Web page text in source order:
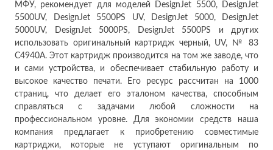
МФУ, рекомендует для моделей DesignJet 5500, DesignJet
5500UV, DesignJet 5500PS UV, DesignJet 5000, DesignJet
5000UV, DesignJet 5000PS, DesignJet 5500PS и других
использовать оригинальный картридж черный, UV, № 83
C4940A. Этот картридж производится на том же заводе, что
и сами устройства, и обеспечивает стабильную работу и
высокое качество печати. Его ресурс рассчитан на 1000
страниц, что делает его эталоном качества, способным
справляться с задачами любой сложности на
профессиональном уровне. Для экономии средств наша
компания предлагает к приобретению совместимые
картриджи, которые не уступают оригинальным по